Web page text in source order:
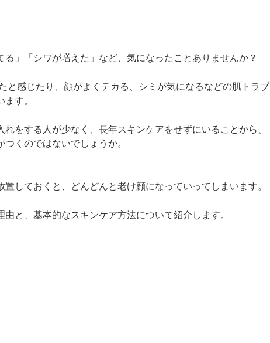
」「シワが増えた」など、気になったことありませんか？
と感じたり、顔がよくテカる、シミが気になるなどの肌トラブ
す。
をする人が少なく、長年スキンケアをせずにいることから、
くのではないでしょうか。
しておくと、どんどんと老け顔になっていってしまいます。
と、基本的なスキンケア方法について紹介します。